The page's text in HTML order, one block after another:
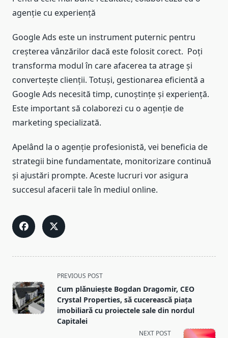
agenție cu experiență
Google Ads este un instrument puternic pentru
creșterea vânzărilor dacă este folosit corect. Poți
transforma modul în care afacerea ta atrage și
convertește clienții. Totuși, gestionarea eficientă a
Google Ads necesită timp, cunoștințe și experiență.
Este important să colaborezi cu o agenție de
marketing specializată.
Apelând la o agenție profesionistă, vei beneficia de
strategii bine fundamentate, monitorizare continuă
și ajustări prompte. Aceste lucruri vor asigura
succesul afacerii tale în mediul online.
class="nav-
subtitle
screen-
PREVIOUS POST
Cum plănuiește Bogdan Dragomir, CEO
Crystal Properties, să cucerească piața
imobiliară cu proiectele sale din nordul
Capitalei
NEXT POST